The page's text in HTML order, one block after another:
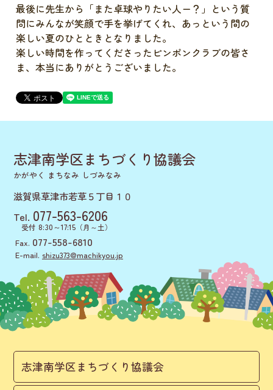
最後に先生から「また卓球やりたい人ー？」という質
問にみんなが笑顔で手を挙げてくれ、あっという間の
楽しい夏のひとときとなりました。
楽しい時間を作ってくださったピンポンクラブの皆さ
ま、本当にありがとうございました。
志津南学区まちづくり協議会
かがやく まちなみ しづみなみ
滋賀県草津市若草５丁目１０
Tel. 077-563-6206
受付 8:30～17:15 （月～土）
Fax. 077-558-6810
E-mail. shizu373@machikyou.jp
志津南学区まちづくり協議会